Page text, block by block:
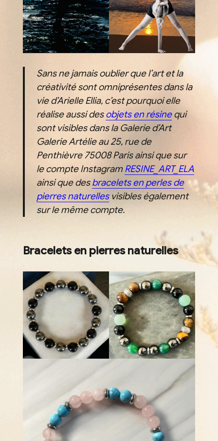
Sans ne jamais oublier que l’art et la
créativité sont omniprésentes dans la
vie d’Arielle Ellia, c’est pourquoi elle
réalise aussi desobjets en résinequi
sont visibles dans la Galerie d’Art
Galerie Artélie au 25, rue de
Penthièvre 75008 Paris ainsi que sur
le compte InstagramRESINE_ART_ELA
ainsi que desbracelets en perles de
pierres naturellesvisibles également
sur le même compte.
Bracelets en pierres naturelles